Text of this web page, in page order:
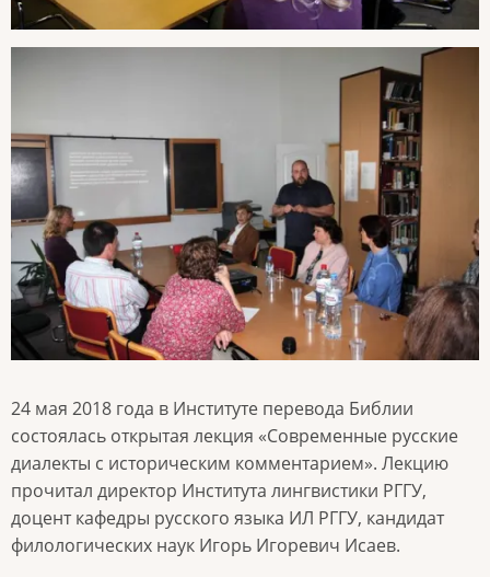
24 мая 2018 года в Институте перевода Библии
состоялась открытая лекция «Современные русские
диалекты с историческим комментарием». Лекцию
прочитал директор Института лингвистики РГГУ,
доцент кафедры русского языка ИЛ РГГУ, кандидат
филологических наук Игорь Игоревич Исаев.